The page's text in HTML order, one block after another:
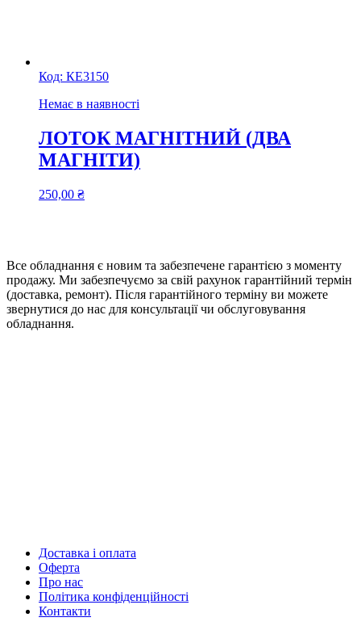
Код: КЕ3150
Немає в наявності
ЛОТОК МАГНІТНИЙ (ДВА
МАГНІТИ)
250,00 ₴
Все обладнання є новим та забезпечене гарантією з моменту
продажу. Ми забезпечуємо за свій рахунок гарантійний термін
(доставка, ремонт). Після гарантійного терміну ви можете
звернутися до нас для консультації чи обслуговування
обладнання.
Доставка і оплата
Оферта
Про нас
Політика конфіденційності
Контакти